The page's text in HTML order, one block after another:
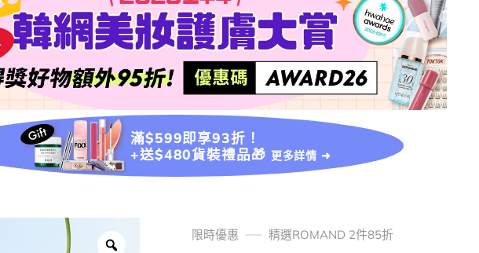
滿$599即享93折！
+送$480貨裝禮品🎁 更多詳情 ➜
限時優惠 精選ROMAND 2件85折